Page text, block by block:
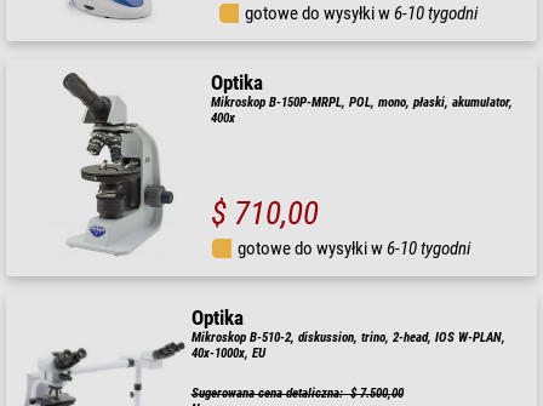
gotowe do wysyłki w6-10 tygodni
Optika
Mikroskop B-150P-MRPL, POL, mono, płaski, akumulator,
400x
$ 710,00
gotowe do wysyłki w6-10 tygodni
Optika
Mikroskop B-510-2, diskussion, trino, 2-head, IOS W-PLAN,
40x-1000x, EU
Sugerowana cena detaliczna: $ 7.500,00